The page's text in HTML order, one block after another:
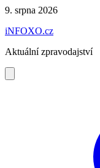
Preskočiť
obsah
9. srpna 2026
iNFOXO.cz
Aktuální zpravodajství